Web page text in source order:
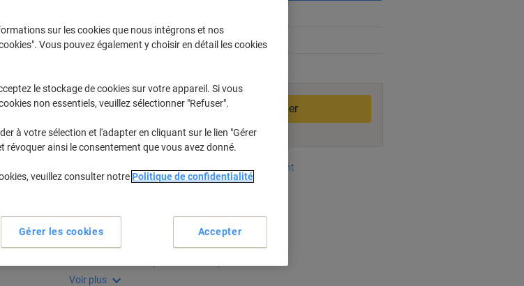
Paquets 6,49 € -10%
Quantité
Ajouter au panier
Ajouter à une liste
Moyens de paiement
Gants de nitrile sans latex
Toucher agréable et confortable
Non poudrés pour éviter le dessèchement
Voir plus
sur les cookies que nous intégrons et nos
Vous pouvez également y choisir en détail les cookies
le stockage de cookies sur votre appareil. Si vous
non essentiels, veuillez sélectionner "Refuser".
à votre sélection et l'adapter en cliquant sur le lien "Gérer
révoquer ainsi le consentement que vous avez donné.
veuillez consulter notre Politique de confidentialité
Gérer les cookies Accepter